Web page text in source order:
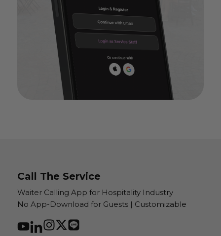
Call The Service
Waiter Calling App for Hospitality Industry
No App-Download for Guests | Customizable